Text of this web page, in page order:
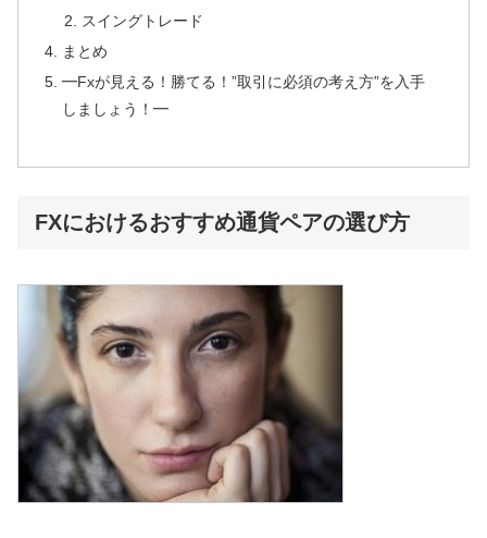
スイングトレード
まとめ
━Fxが見える！勝てる！”取引に必須の考え方”を入手
しましょう！━
FXにおけるおすすめ通貨ペアの選び方